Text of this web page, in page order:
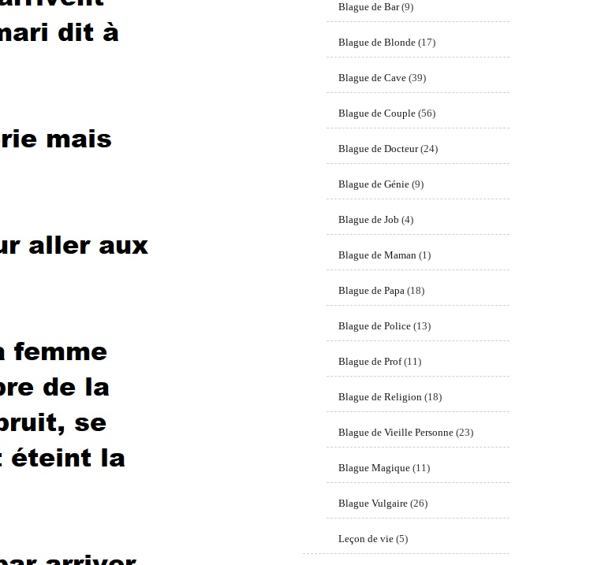
Blague de Bar(9)
Blague de Blonde(17)
Blague de Cave(39)
Blague de Couple(56)
Blague de Docteur(24)
Blague de Génie(9)
Blague de Job (4)
Blague de Maman(1)
Blague de Papa(18)
Blague de Police(13)
Blague de Prof(11)
Blague de Religion(18)
Blague de Vieille Personne(23)
Blague Magique(11)
Blague Vulgaire(26)
Leçon de vie(5)